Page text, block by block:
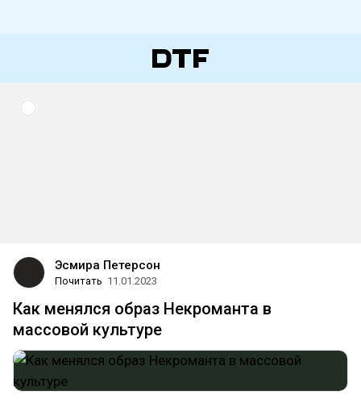
Эсмира Петерсон
Почитать 11.01.2023
Как менялся образ Некроманта в
массовой культуре